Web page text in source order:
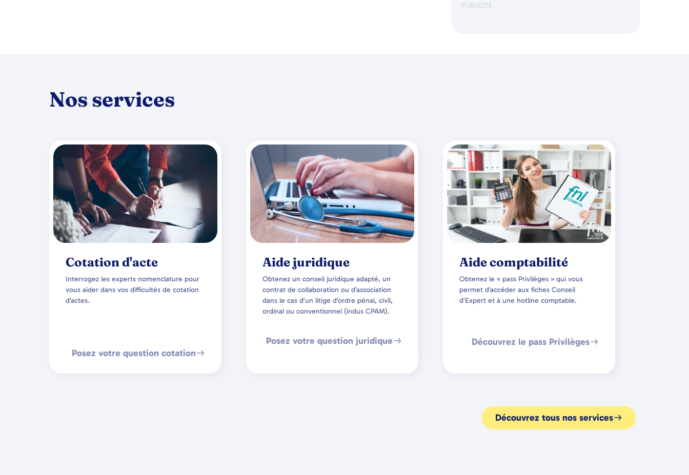
PUBLICITÉ
Nos services
Cotation d'acte
Interrogez les experts nomenclature pour
vous aider dans vos difficultés de cotation
d’actes.
Posez votre question cotation
Aide juridique
Obtenez un conseil juridique adapté, un
contrat de collaboration ou d’association
dans le cas d’un litige d’ordre pénal, civil,
ordinal ou conventionnel (indus CPAM).
Posez votre question juridique
Aide comptabilité
Obtenez le « pass Privilèges » qui vous
permet d’accéder aux fiches Conseil
d’Expert et à une hotline comptable.
Découvrez le pass Privilèges
Découvrez tous nos services